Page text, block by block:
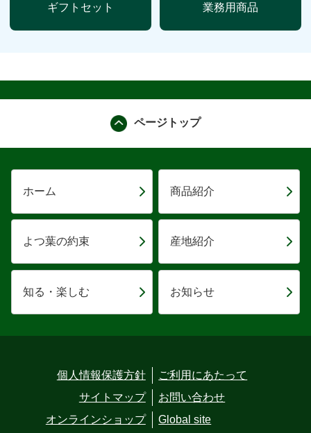
ギフトセット 業務用商品
ページトップ
ホーム 商品紹介
よつ葉の約束 産地紹介
知る・楽しむ お知らせ
個人情報保護方針
ご利用にあたって
サイトマップ
お問い合わせ
オンラインショップ
Global site